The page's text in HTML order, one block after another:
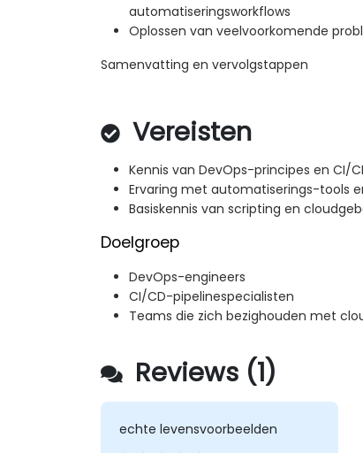
automatiseringsworkflows
Oplossen van veelvoorkomende
Samenvatting en vervolgstappen
Vereisten
Kennis van DevOps-principes en CI/
Ervaring met automatiserings-tools
Basiskennis van scripting en
Doelgroep
DevOps-engineers
CI/CD-pipelinespecialisten
Teams die zich bezighouden met
Reviews (1)
echte levensvoorbeelden